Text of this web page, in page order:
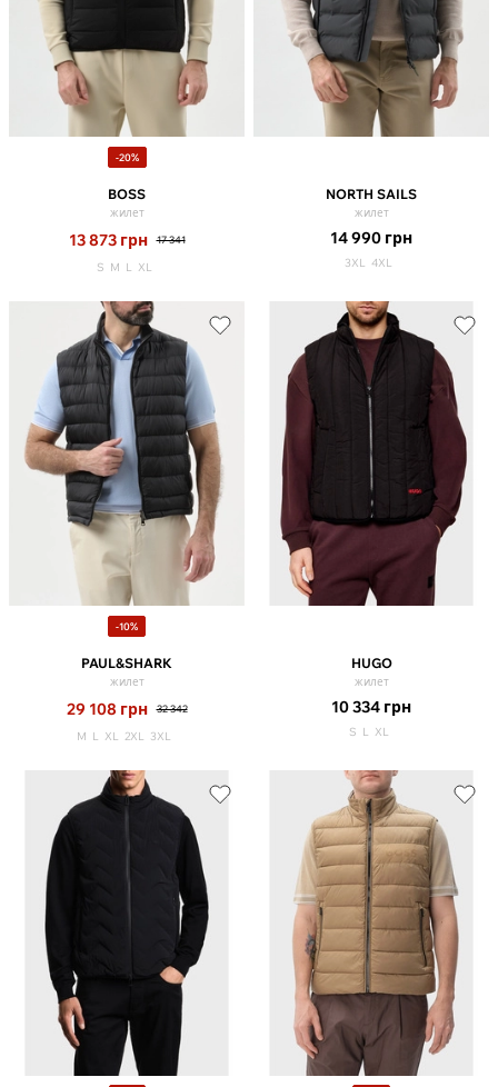
-20%
BOSS
жилет
13 873 грн 17 341
S M L XL
NORTH SAILS
жилет
14 990 грн
3XL 4XL
-10%
PAUL&SHARK
жилет
29 108 грн 32 342
M L XL 2XL 3XL
HUGO
жилет
10 334 грн
S L XL